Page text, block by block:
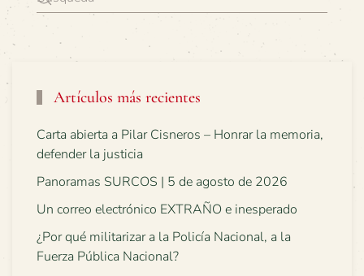
Artículos más recientes
Carta abierta a Pilar Cisneros – Honrar la memoria,
defender la justicia
Panoramas SURCOS | 5 de agosto de 2026
Un correo electrónico EXTRAÑO e inesperado
¿Por qué militarizar a la Policía Nacional, a la
Fuerza Pública Nacional?